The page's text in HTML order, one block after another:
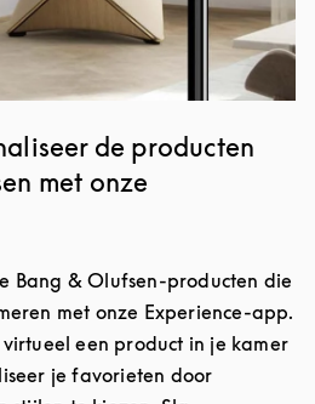
de producten
met onze
Bang & Olufsen-producten die
met onze Experience-app.
een product in je kamer
je favorieten door